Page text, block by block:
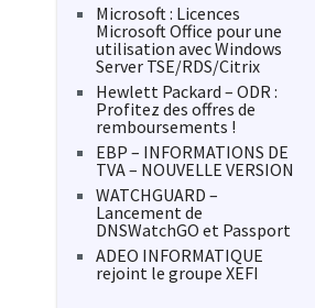
Microsoft : Licences
Microsoft Office pour une
utilisation avec Windows
Server TSE/RDS/Citrix
Hewlett Packard – ODR :
Profitez des offres de
remboursements !
EBP – INFORMATIONS DE
TVA – NOUVELLE VERSION
WATCHGUARD –
Lancement de
DNSWatchGO et Passport
ADEO INFORMATIQUE
rejoint le groupe XEFI